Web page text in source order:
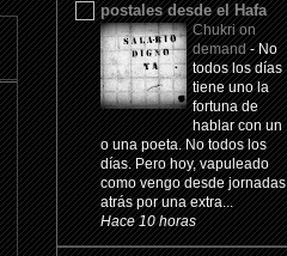
postales desde el Hafa
Chukri on
demand-No
todos los días
tiene uno la
fortuna de
hablar con un
o una poeta. No todos los
días. Pero hoy, vapuleado
como vengo desde jornadas
atrás por una extra...
Hace 10 horas